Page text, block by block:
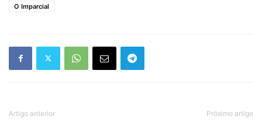
O Imparcial
Artigo anterior Próximo artigo